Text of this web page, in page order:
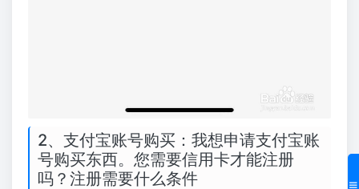
2、支付宝账号购买：我想申请支付宝账
号购买东西。您需要信用卡才能注册
吗？注册需要什么条件